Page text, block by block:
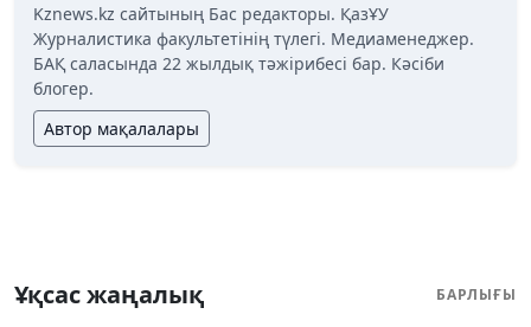
Kznews.kz сайтының Бас редакторы. ҚазҰУ
Журналистика факультетінің түлегі. Медиаменеджер.
БАҚ саласында 22 жылдық тәжірибесі бар. Кәсіби
блогер.
Автор мақалалары
Ұқсас жаңалық БАРЛЫҒЫ